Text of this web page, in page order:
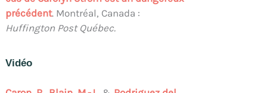
précédent. Montréal, Canada :
Huffington Post Québec.
Vidéo